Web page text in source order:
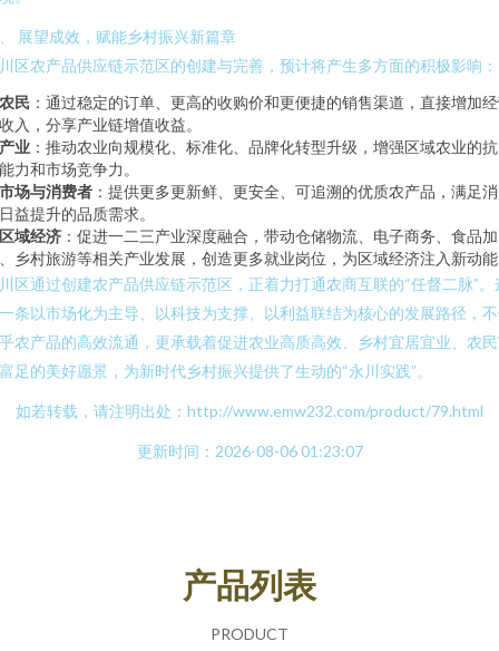
展望成效，赋能乡村振兴新篇章
区农产品供应链示范区的创建与完善，预计将产生多方面的积极影响：
民 ：通过稳定的订单、更高的收购价和更便捷的销售渠道，直接增加
入，分享产业链增值收益。
业 ：推动农业向规模化、标准化、品牌化转型升级，增强区域农业的
力和市场竞争力。
场与消费者 ：提供更多更新鲜、更安全、可追溯的优质农产品，满足
益提升的品质需求。
域经济 ：促进一二三产业深度融合，带动仓储物流、电子商务、食品加
乡村旅游等相关产业发展，创造更多就业岗位，为区域经济注入新动
区通过创建农产品供应链示范区，正着力打通农商互联的“任督二脉”。
条以市场化为主导、以科技为支撑、以利益联结为核心的发展路径，
农产品的高效流通，更承载着促进农业高质高效、乡村宜居宜业、农
足的美好愿景，为新时代乡村振兴提供了生动的“永川实践”。
如若转载，请注明出处：http://www.emw232.com/product/79.html
更新时间：2026-08-06 01:23:07
产品列表
PRODUCT